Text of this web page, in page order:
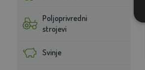
Poljoprivredni
strojevi
Svinje